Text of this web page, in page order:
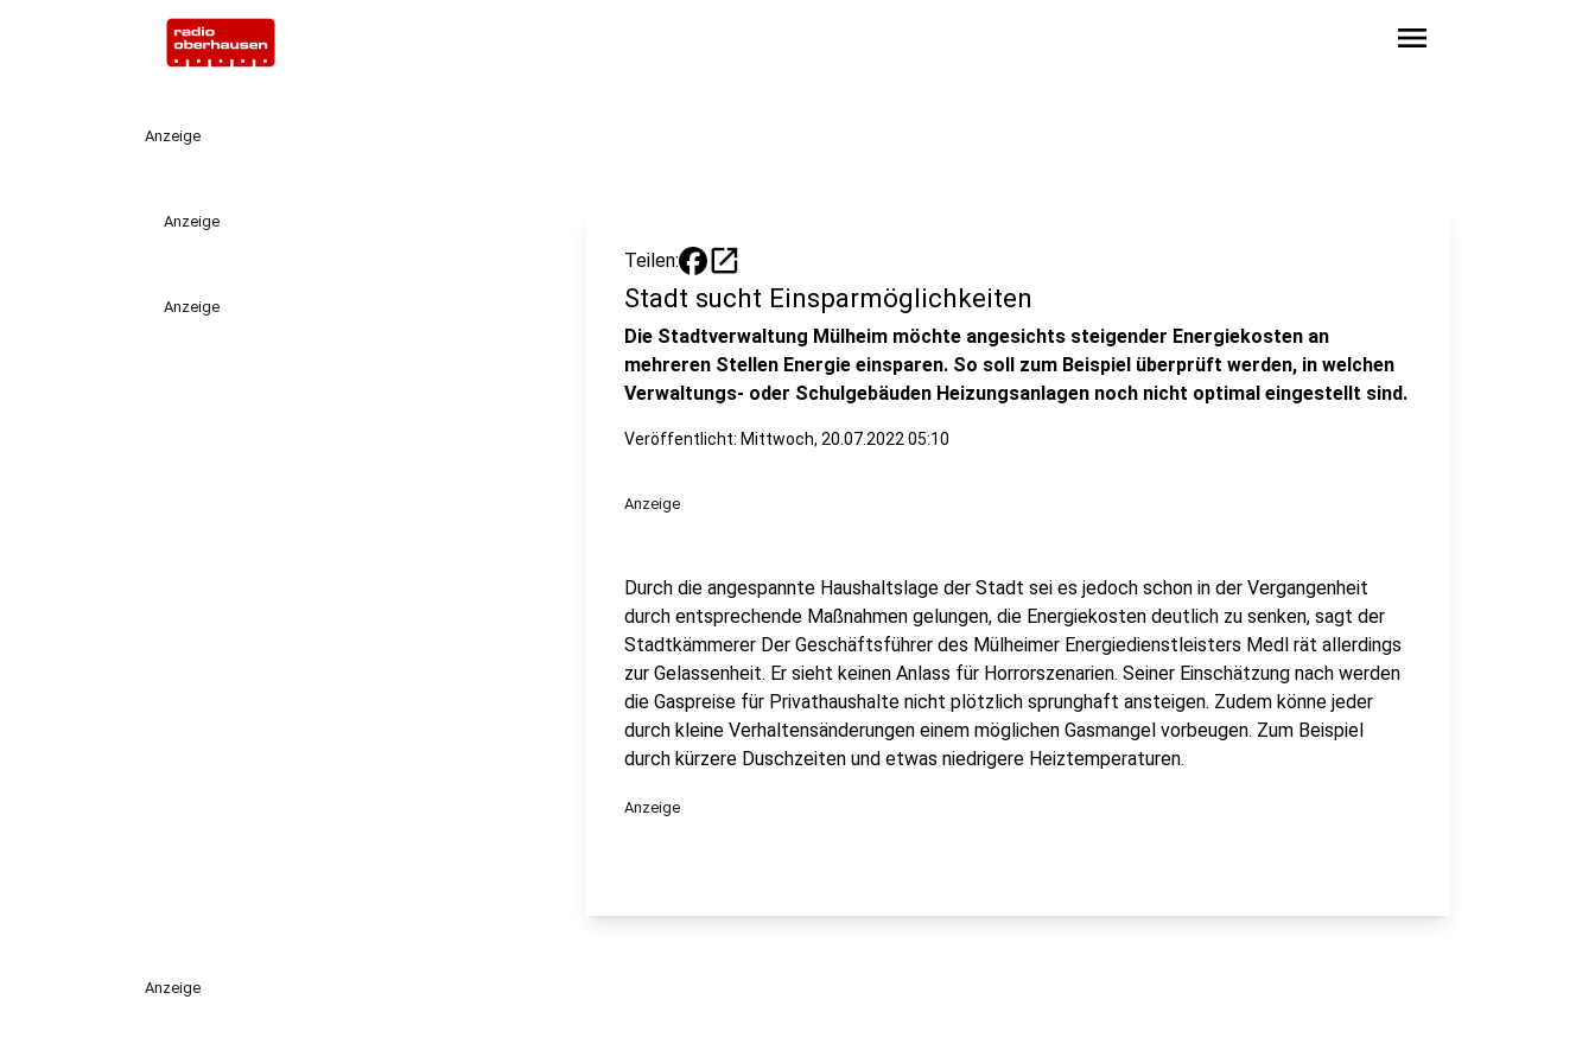
menu
Anzeige
Anzeige
Anzeige
Teilen: open_in_new
Stadt sucht Einsparmöglichkeiten
Die Stadtverwaltung Mülheim möchte angesichts steigender Energiekosten an
mehreren Stellen Energie einsparen. So soll zum Beispiel überprüft werden, in welchen
Verwaltungs- oder Schulgebäuden Heizungsanlagen noch nicht optimal eingestellt sind.
Veröffentlicht: Mittwoch, 20.07.2022 05:10
Anzeige
Durch die angespannte Haushaltslage der Stadt sei es jedoch schon in der Vergangenheit
durch entsprechende Maßnahmen gelungen, die Energiekosten deutlich zu senken, sagt der
Stadtkämmerer Der Geschäftsführer des Mülheimer Energiedienstleisters Medl rät allerdings
zur Gelassenheit. Er sieht keinen Anlass für Horrorszenarien. Seiner Einschätzung nach werden
die Gaspreise für Privathaushalte nicht plötzlich sprunghaft ansteigen. Zudem könne jeder
durch kleine Verhaltensänderungen einem möglichen Gasmangel vorbeugen. Zum Beispiel
durch kürzere Duschzeiten und etwas niedrigere Heiztemperaturen.
Anzeige
Anzeige